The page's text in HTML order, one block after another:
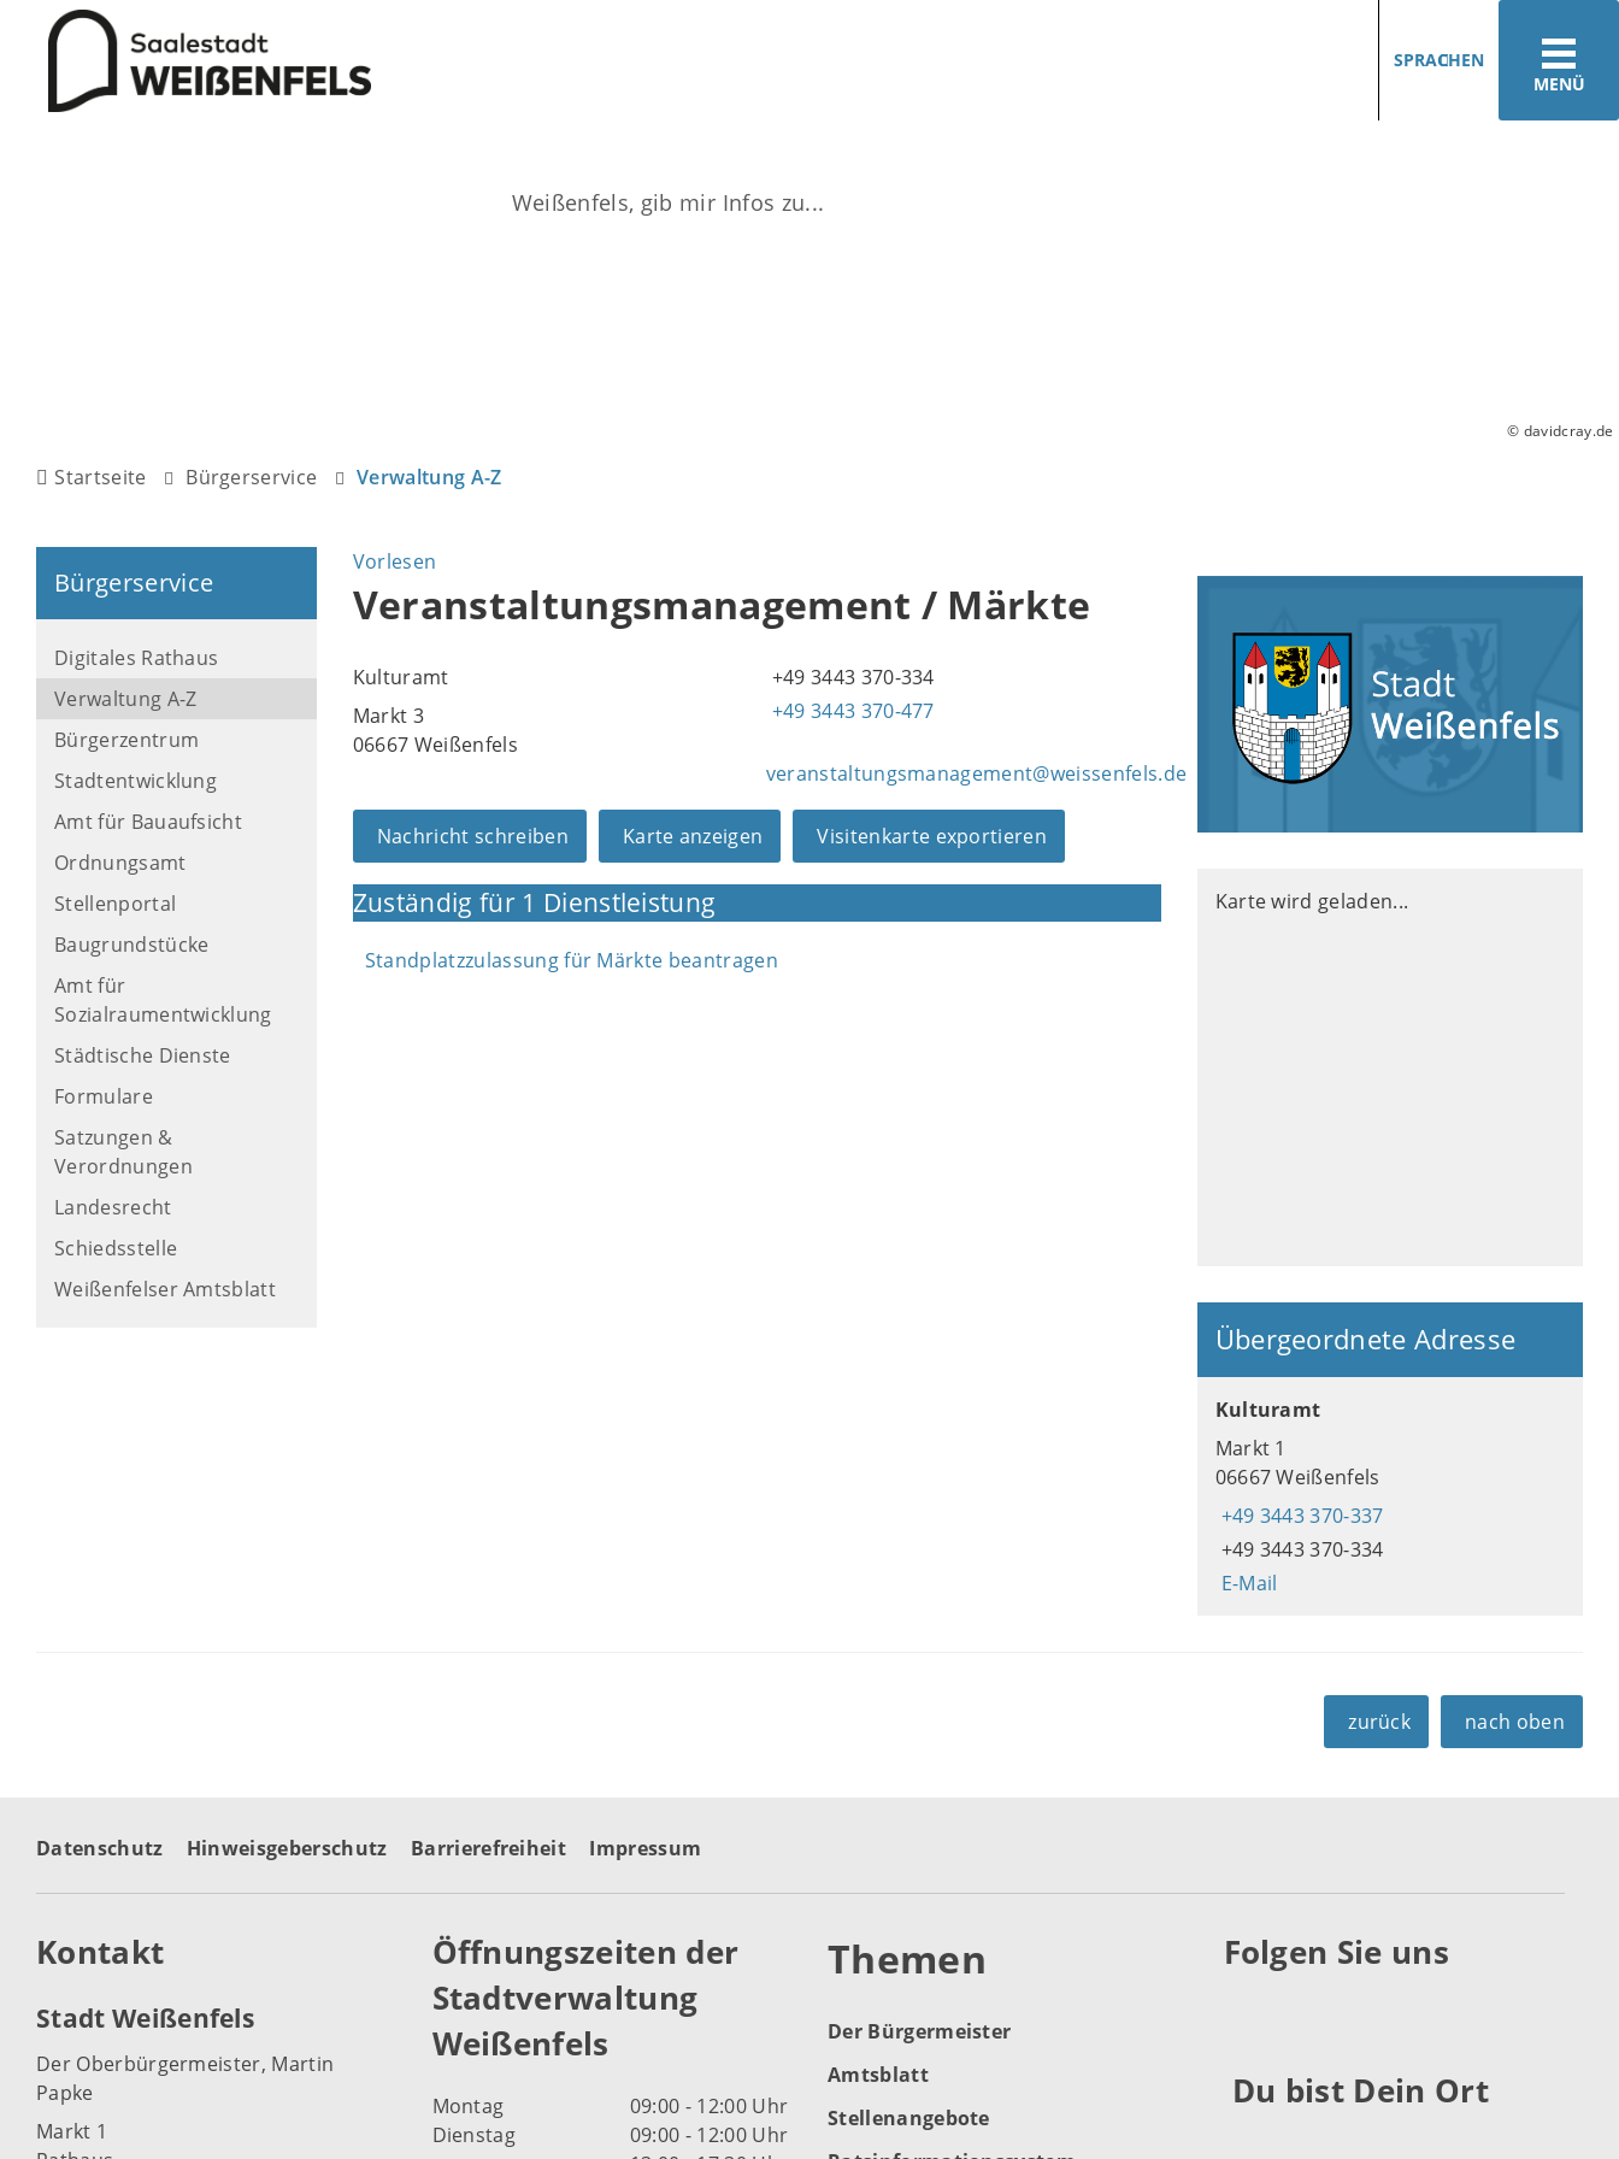
MENÜ
SPRACHEN
© davidcray.de
Startseite Bürgerservice Verwaltung A-Z
Bürgerservice
Digitales Rathaus
Verwaltung A-Z
Bürgerzentrum
Stadtentwicklung
Amt für Bauaufsicht
Ordnungsamt
Stellenportal
Baugrundstücke
Amt für
Sozialraumentwicklung
Städtische Dienste
Formulare
Satzungen &
Verordnungen
Landesrecht
Schiedsstelle
Weißenfelser Amtsblatt
Vorlesen
Veranstaltungsmanagement / Märkte
Kulturamt
Markt 3
06667 Weißenfels
+49 3443 370-334
+49 3443 370-477
veranstaltungsmanagement@weissenfels.de
Nachricht schreiben Karte anzeigen Visitenkarte exportieren
Zuständig für 1 Dienstleistung
Standplatzzulassung für Märkte beantragen
Karte wird geladen...
Übergeordnete Adresse
Kulturamt
Markt 1
06667 Weißenfels
+49 3443 370-337
+49 3443 370-334
E-Mail
zurück nach oben
Datenschutz Hinweisgeberschutz Barrierefreiheit Impressum
Kontakt
Stadt Weißenfels
Der Oberbürgermeister, Martin
Papke
Markt 1
Öffnungszeiten der
Stadtverwaltung
Weißenfels
Montag
09:00 - 12:00 Uhr
Dienstag
09:00 - 12:00 Uhr
Themen
Der Bürgermeister
Amtsblatt
Stellenangebote
Folgen Sie uns
Du bist Dein Ort